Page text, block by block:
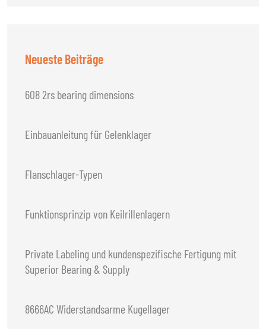
Neueste Beiträge
608 2rs bearing dimensions
Einbauanleitung für Gelenklager
Flanschlager-Typen
Funktionsprinzip von Keilrillenlagern
Private Labeling und kundenspezifische Fertigung mit
Superior Bearing & Supply
8666AC Widerstandsarme Kugellager